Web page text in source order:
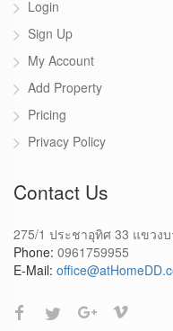
Login
Sign Up
My Account
Add Property
Pricing
Privacy Policy
Contact Us
275/1 ประชาอุทิศ 33 แขวง
Phone: 0961759955
E-Mail: